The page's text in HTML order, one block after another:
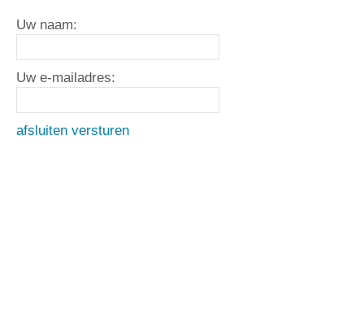
Uw naam:
Uw e-mailadres:
afsluiten versturen